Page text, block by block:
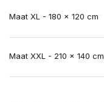
Maat XL - 180 x 120 cm
Maat XXL - 210 x 140 cm